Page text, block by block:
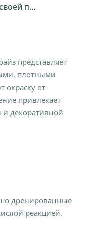
п…
представляет
плотными
окраску от
привлекает
декоративной
дренированные
реакцией.